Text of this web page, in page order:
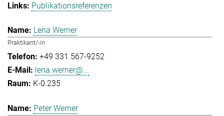
Publikationsreferenzen
Lena Werner
Praktikant/-in
+49 331 567-9252
lena.werner@...
K-0.235
Peter Werner